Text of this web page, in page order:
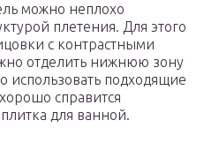
можно неплохо
плетения. Для этого
с контрастными
отделить нижнюю зону
использовать подходящие
справится
для ванной.